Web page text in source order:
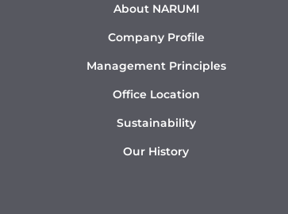
About NARUMI
Company Profile
Management Principles
Office Location
Sustainability
Our History